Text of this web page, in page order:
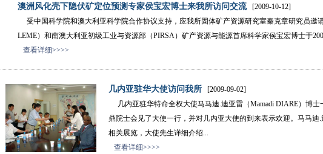
澳洲风化壳下隐伏矿定位预测专家侯宝宏博士来我所访问交流[2009-10-12]
受中国科学院和澳大利亚科学院合作协议支持，应我所固体矿产资源研究室秦克章研究员邀
LEME）和南澳大利亚初级工业与资源部（PIRSA）矿产资源与能源首席科学家侯宝宏博士于
查看详细>>>>
几内亚驻华大使访问我所 [2009-09-02]
几内亚驻华特命全权大使马马迪.迪亚雷（Mamadi DIARE）博
鼎院士会见了大使一行，并对几内亚大使的到来表示欢迎。马马
相关展览，大使先生详细介绍...
查看详细>>>>